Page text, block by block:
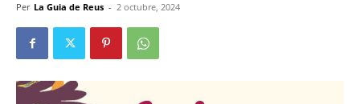
Per La Guia de Reus - 2 octubre, 2024